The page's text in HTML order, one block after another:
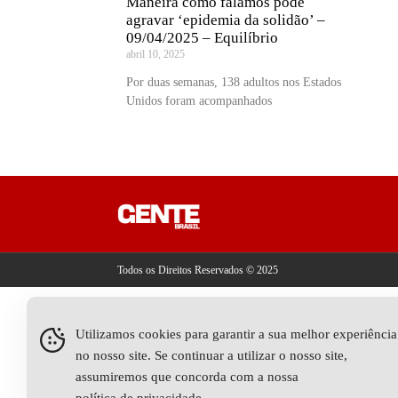
agravar ‘epidemia da solidão’ –
09/04/2025 – Equilíbrio
abril 10, 2025
Por duas semanas, 138 adultos nos Estados
Unidos foram acompanhados
Todos os Direitos Reservados © 2025
Utilizamos cookies para garantir a sua melhor experiência
no nosso site. Se continuar a utilizar o nosso site,
assumiremos que concorda com a nossa